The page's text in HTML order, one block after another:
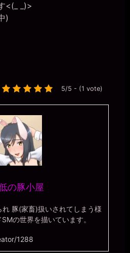
<(_ _)>
)
5/5 - (1 vote)
の豚小屋
豚(家畜)扱いされてしまう様
の世界を描いています。
1288